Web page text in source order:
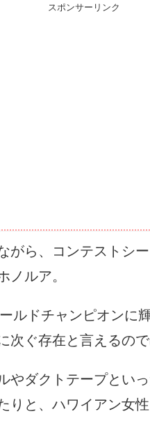
スポンサーリンク
がら、コンテストシ
ノルア。
ルドチャンピオンに
次ぐ存在と言えるので
やダクトテープとい
りと、ハワイアン女